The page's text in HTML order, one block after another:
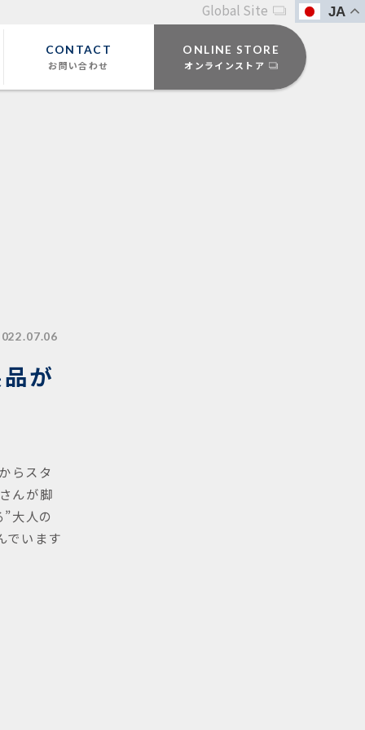
CONTACT
お問い合わせ
ONLINE STORE
オンラインストア
Global Site JA
が
らスタ
んが脚
大人の
でいます